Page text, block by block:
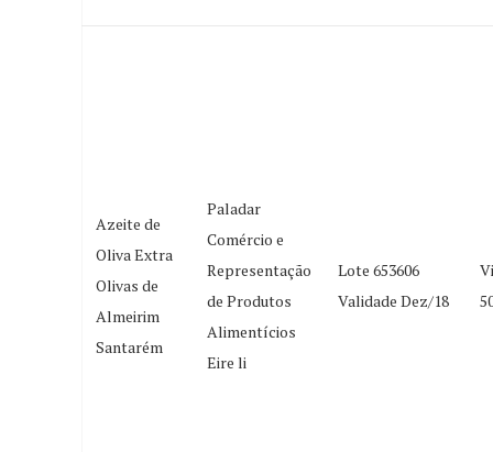
Azeite de
Oliva Extra
Olivas de
Almeirim
Santarém
Paladar
Comércio e
Representação
de Produtos
Alimentícios
Eire li
Lote 653606
Validade Dez/18